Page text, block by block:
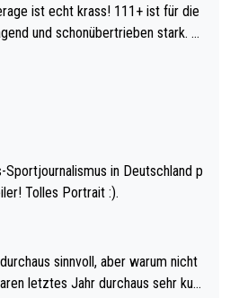
krass! 111+ ist für die
und schonübertrieben stark. U
in Deutschland p
Tolles Portrait :).
sinnvoll, aber warum nicht